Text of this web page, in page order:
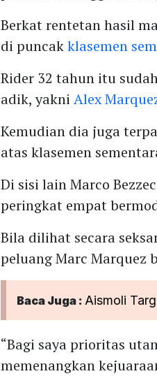
Berkat rentetan hasil
di puncakklasemen
Rider 32 tahun itu
adik, yakniAlex
Kemudian dia juga
atas klasemen
Di sisi lain Marco
peringkat empat
Bila dilihat secara
peluang Marc Marquez
Baca Juga :Aismoli
“Bagi saya prioritas
memenangkan